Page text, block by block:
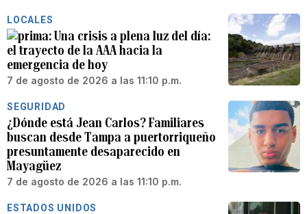
LOCALES
Una crisis a plena luz del día:
el trayecto de la AAA hacia la
emergencia de hoy
7 de agosto de 2026 a las 11:10 p.m.
SEGURIDAD
¿Dónde está Jean Carlos? Familiares
buscan desde Tampa a puertorriqueño
presuntamente desaparecido en
Mayagüez
7 de agosto de 2026 a las 11:10 p.m.
ESTADOS UNIDOS